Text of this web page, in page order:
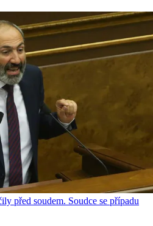
před soudem. Soudce se případu